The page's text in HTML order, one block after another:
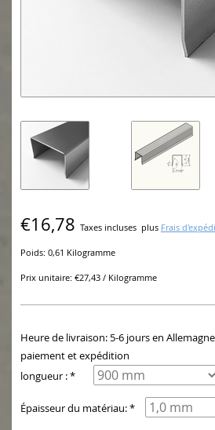
€16,78 Taxes incluses plus Frais
Poids: 0,61 Kilogramme
Prix unitaire: €27,43 / Kilogramme
Heure de livraison: 5-6 jours en
paiement et expédition
longueur : *
Épaisseur du matériau: *